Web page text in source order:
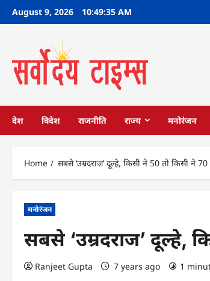
SkipAugust 9, 2026 10:49:36 AM
देश विदेश राजनीति राज्य मनोरंजन
Home सबसे ‘उम्रदराज’ दूल्हे, किसी ने 50 तो किसी ने
मनोरंजन
सबसे ‘उम्रदराज’ दूल्हे,
Ranjeet Gupta 7 years ago 1